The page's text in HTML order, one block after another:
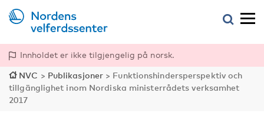
Innholdet er ikke tilgjengelig på norsk.
NVC > Publikasjoner > Funktionshindersperspektiv och
tillgänglighet inom Nordiska ministerrådets verksamhet
2017